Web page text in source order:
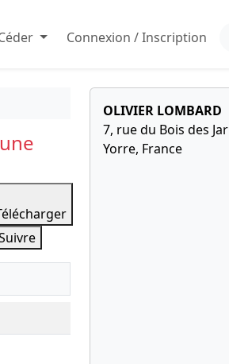
Connexion / Inscription
OLIVIER LOMBARD
7, rue du Bois des
Yorre, France